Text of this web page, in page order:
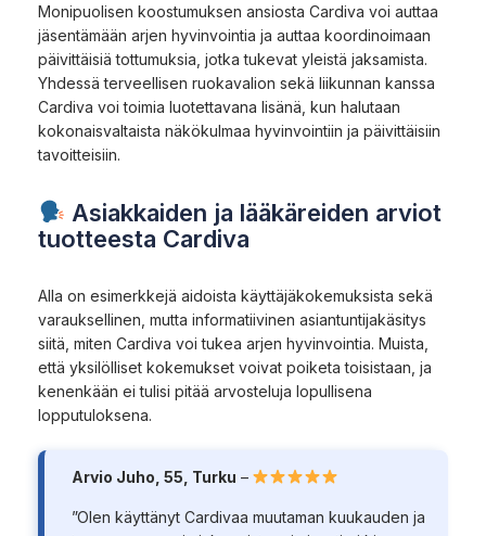
Monipuolisen koostumuksen ansiosta Cardiva voi auttaa
jäsentämään arjen hyvinvointia ja auttaa koordinoimaan
päivittäisiä tottumuksia, jotka tukevat yleistä jaksamista.
Yhdessä terveellisen ruokavalion sekä liikunnan kanssa
Cardiva voi toimia luotettavana lisänä, kun halutaan
kokonaisvaltaista näkökulmaa hyvinvointiin ja päivittäisiin
tavoitteisiin.
Asiakkaiden ja lääkäreiden arviot
tuotteesta Cardiva
Alla on esimerkkejä aidoista käyttäjäkokemuksista sekä
varauksellinen, mutta informatiivinen asiantuntijakäsitys
siitä, miten Cardiva voi tukea arjen hyvinvointia. Muista,
että yksilölliset kokemukset voivat poiketa toisistaan, ja
kenenkään ei tulisi pitää arvosteluja lopullisena
lopputuloksena.
Arvio Juho, 55, Turku –
”Olen käyttänyt Cardivaa muutaman kuukauden ja